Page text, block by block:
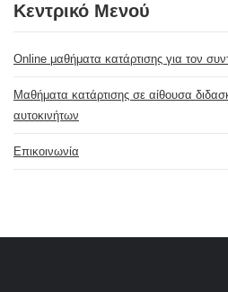
Κεντρικό Μενού
Online μαθήματα κατάρτισης για τον
Μαθήματα κατάρτισης σε αίθουσα
αυτοκινήτων
Επικοινωνία